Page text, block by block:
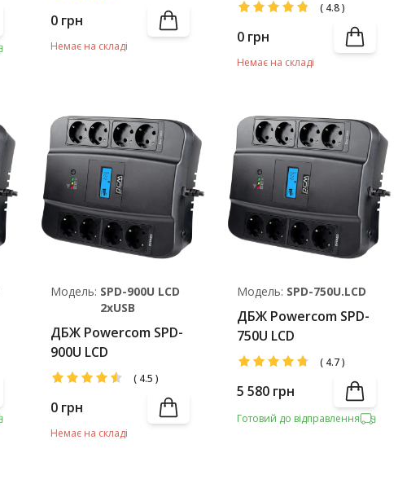
0 грн
Немає на складі
( 4.8)
0 грн
Немає на складі
Модель: SPD-900U LCD
2хUSB
ДБЖ Powercom SPD-
900U LCD
( 4.5 )
0 грн
Немає на складі
Модель: SPD-750U.LCD
ДБЖ Powercom SPD-
750U LCD
( 4.7)
5 580 грн
Готовий до відправлення